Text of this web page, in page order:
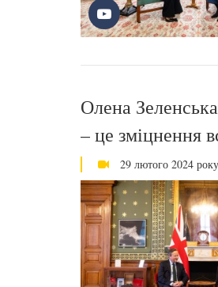
Олена
– це зміцнення
29 лютого 2024